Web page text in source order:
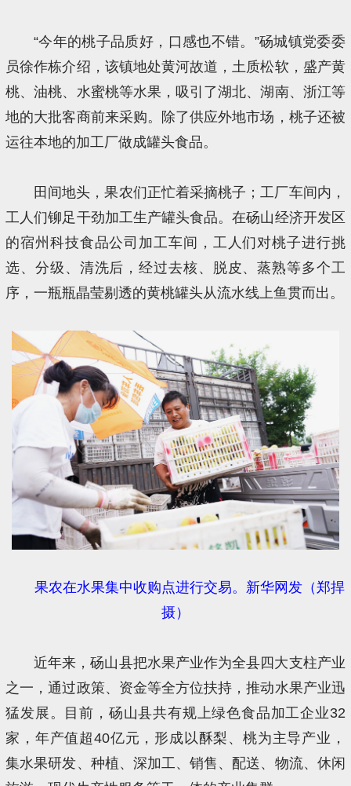
“今年的桃子品质好，口感也不错。”砀城镇党委委
员徐作栋介绍，该镇地处黄河故道，土质松软，盛产黄
桃、油桃、水蜜桃等水果，吸引了湖北、湖南、浙江等
地的大批客商前来采购。除了供应外地市场，桃子还被
运往本地的加工厂做成罐头食品。
田间地头，果农们正忙着采摘桃子；工厂车间内，
工人们铆足干劲加工生产罐头食品。在砀山经济开发区
的宿州科技食品公司加工车间，工人们对桃子进行挑
选、分级、清洗后，经过去核、脱皮、蒸熟等多个工
序，一瓶瓶晶莹剔透的黄桃罐头从流水线上鱼贯而出。
果农在水果集中收购点进行交易。新华网发（郑捍
摄）
近年来，砀山县把水果产业作为全县四大支柱产业
之一，通过政策、资金等全方位扶持，推动水果产业迅
猛发展。目前，砀山县共有规上绿色食品加工企业32
家，年产值超40亿元，形成以酥梨、桃为主导产业，
集水果研发、种植、深加工、销售、配送、物流、休闲